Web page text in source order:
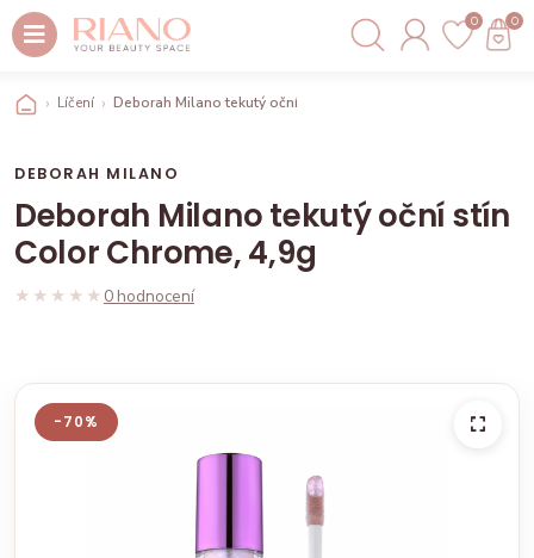
0 0
Líčení Deborah Milano tekutý oční stín Color Chrome, 4,9g
DEBORAH MILANO
Deborah Milano tekutý oční stín
Color Chrome, 4,9g
★★★★★
★★★★★ 0 hodnocení
-70%